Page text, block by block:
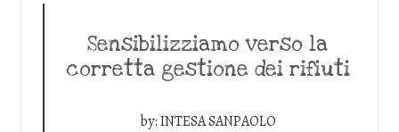
Sensibilizziamo verso la
corretta gestione dei rifiuti
by:INTESA SANPAOLO